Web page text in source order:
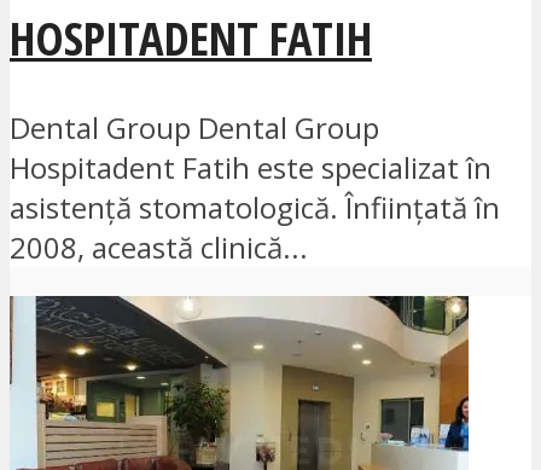
HOSPITADENT FATIH
Dental Group Dental Group
Hospitadent Fatih este specializat în
asistență stomatologică. Înființată în
2008, această clinică...